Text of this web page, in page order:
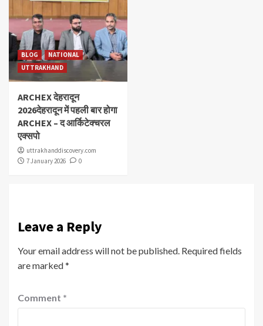
BLOG
NATIONAL
UTTRAKHAND
ARCHEX देहरादून
2026देहरादून में पहली बार होगा
ARCHEX – द आर्किटेक्चरल
एक्सपो
uttrakhanddiscovery.com
7 January 2026
0
Leave a Reply
Your email address will not be published. Required fields
are marked*
Comment *